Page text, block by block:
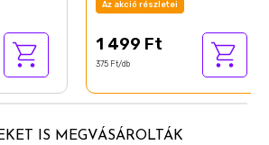
Az akció részletei
1 499 Ft
375 Ft/db
IS MEGVÁSÁROLTÁK